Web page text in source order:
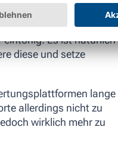
positiven
bieten.
eintönig. Es ist natürlich
diese und setze
lange
allerdings nicht zu
wirklich mehr zu